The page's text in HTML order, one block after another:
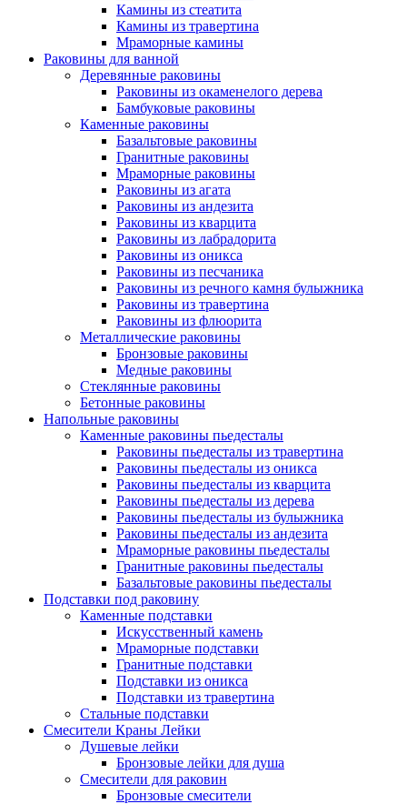
Камины из стеатита
Камины из травертина
Мраморные камины
Раковины для ванной
Деревянные раковины
Раковины из окаменелого дерева
Бамбуковые раковины
Каменные раковины
Базальтовые раковины
Гранитные раковины
Мраморные раковины
Раковины из агата
Раковины из андезита
Раковины из кварцита
Раковины из лабрадорита
Раковины из оникса
Раковины из песчаника
Раковины из речного камня булыжника
Раковины из травертина
Раковины из флюорита
Металлические раковины
Бронзовые раковины
Медные раковины
Стеклянные раковины
Бетонные раковины
Напольные раковины
Каменные раковины пьедесталы
Раковины пьедесталы из травертина
Раковины пьедесталы из оникса
Раковины пьедесталы из кварцита
Раковины пьедесталы из дерева
Раковины пьедесталы из булыжника
Раковины пьедесталы из андезита
Мраморные раковины пьедесталы
Гранитные раковины пьедесталы
Базальтовые раковины пьедесталы
Подставки под раковину
Каменные подставки
Искусственный камень
Мраморные подставки
Гранитные подставки
Подставки из оникса
Подставки из травертина
Стальные подставки
Смесители Краны Лейки
Душевые лейки
Бронзовые лейки для душа
Смесители для раковин
Бронзовые смесители